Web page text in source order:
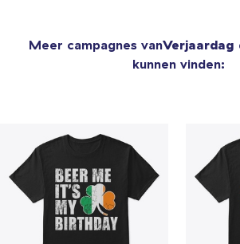
Meer campagnes vanVerjaardag
kunnen vinden: